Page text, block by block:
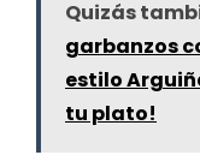
Quizás
garbanzos
estilo
tu plato!